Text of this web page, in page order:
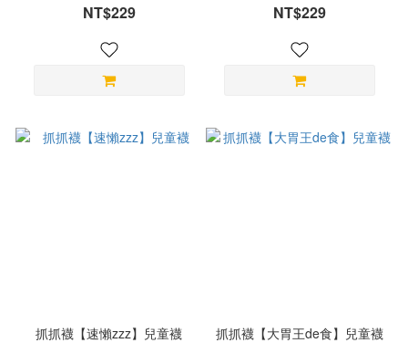
NT$229 NT$229
抓抓襪【速懶zzz】兒童襪 抓抓襪【大胃王de食】兒童襪